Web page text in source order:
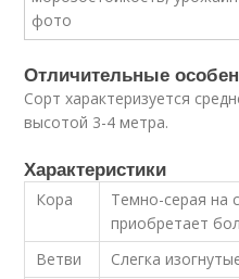
Отличительные
Сорт характеризуется
высотой 3-4 метра.
Характеристики
Кора
Темно-серая на
приобретает
Ветви
Слегка